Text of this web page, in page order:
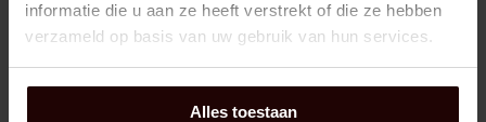
informatie die u aan ze heeft verstrekt of die ze hebben
verzameld op basis van uw gebruik van hun services.
Alles toestaan
Dexis NR:
02424397
Marque: NTN-SNR